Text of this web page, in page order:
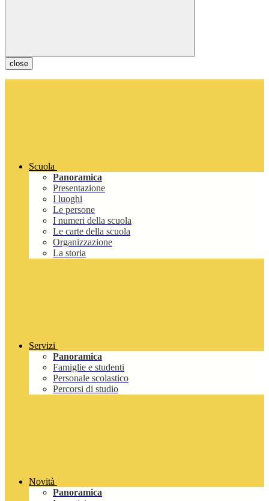
close
Scuola
Panoramica
Presentazione
I luoghi
Le persone
I numeri della scuola
Le carte della scuola
Organizzazione
La storia
Servizi
Panoramica
Famiglie e studenti
Personale scolastico
Percorsi di studio
Novità
Panoramica